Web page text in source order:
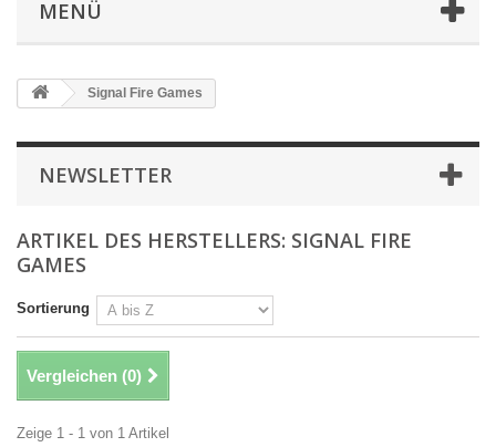
MENÜ
Signal Fire Games
NEWSLETTER
ARTIKEL DES HERSTELLERS: SIGNAL FIRE
GAMES
Sortierung
Vergleichen (0)
Zeige 1 - 1 von 1 Artikel